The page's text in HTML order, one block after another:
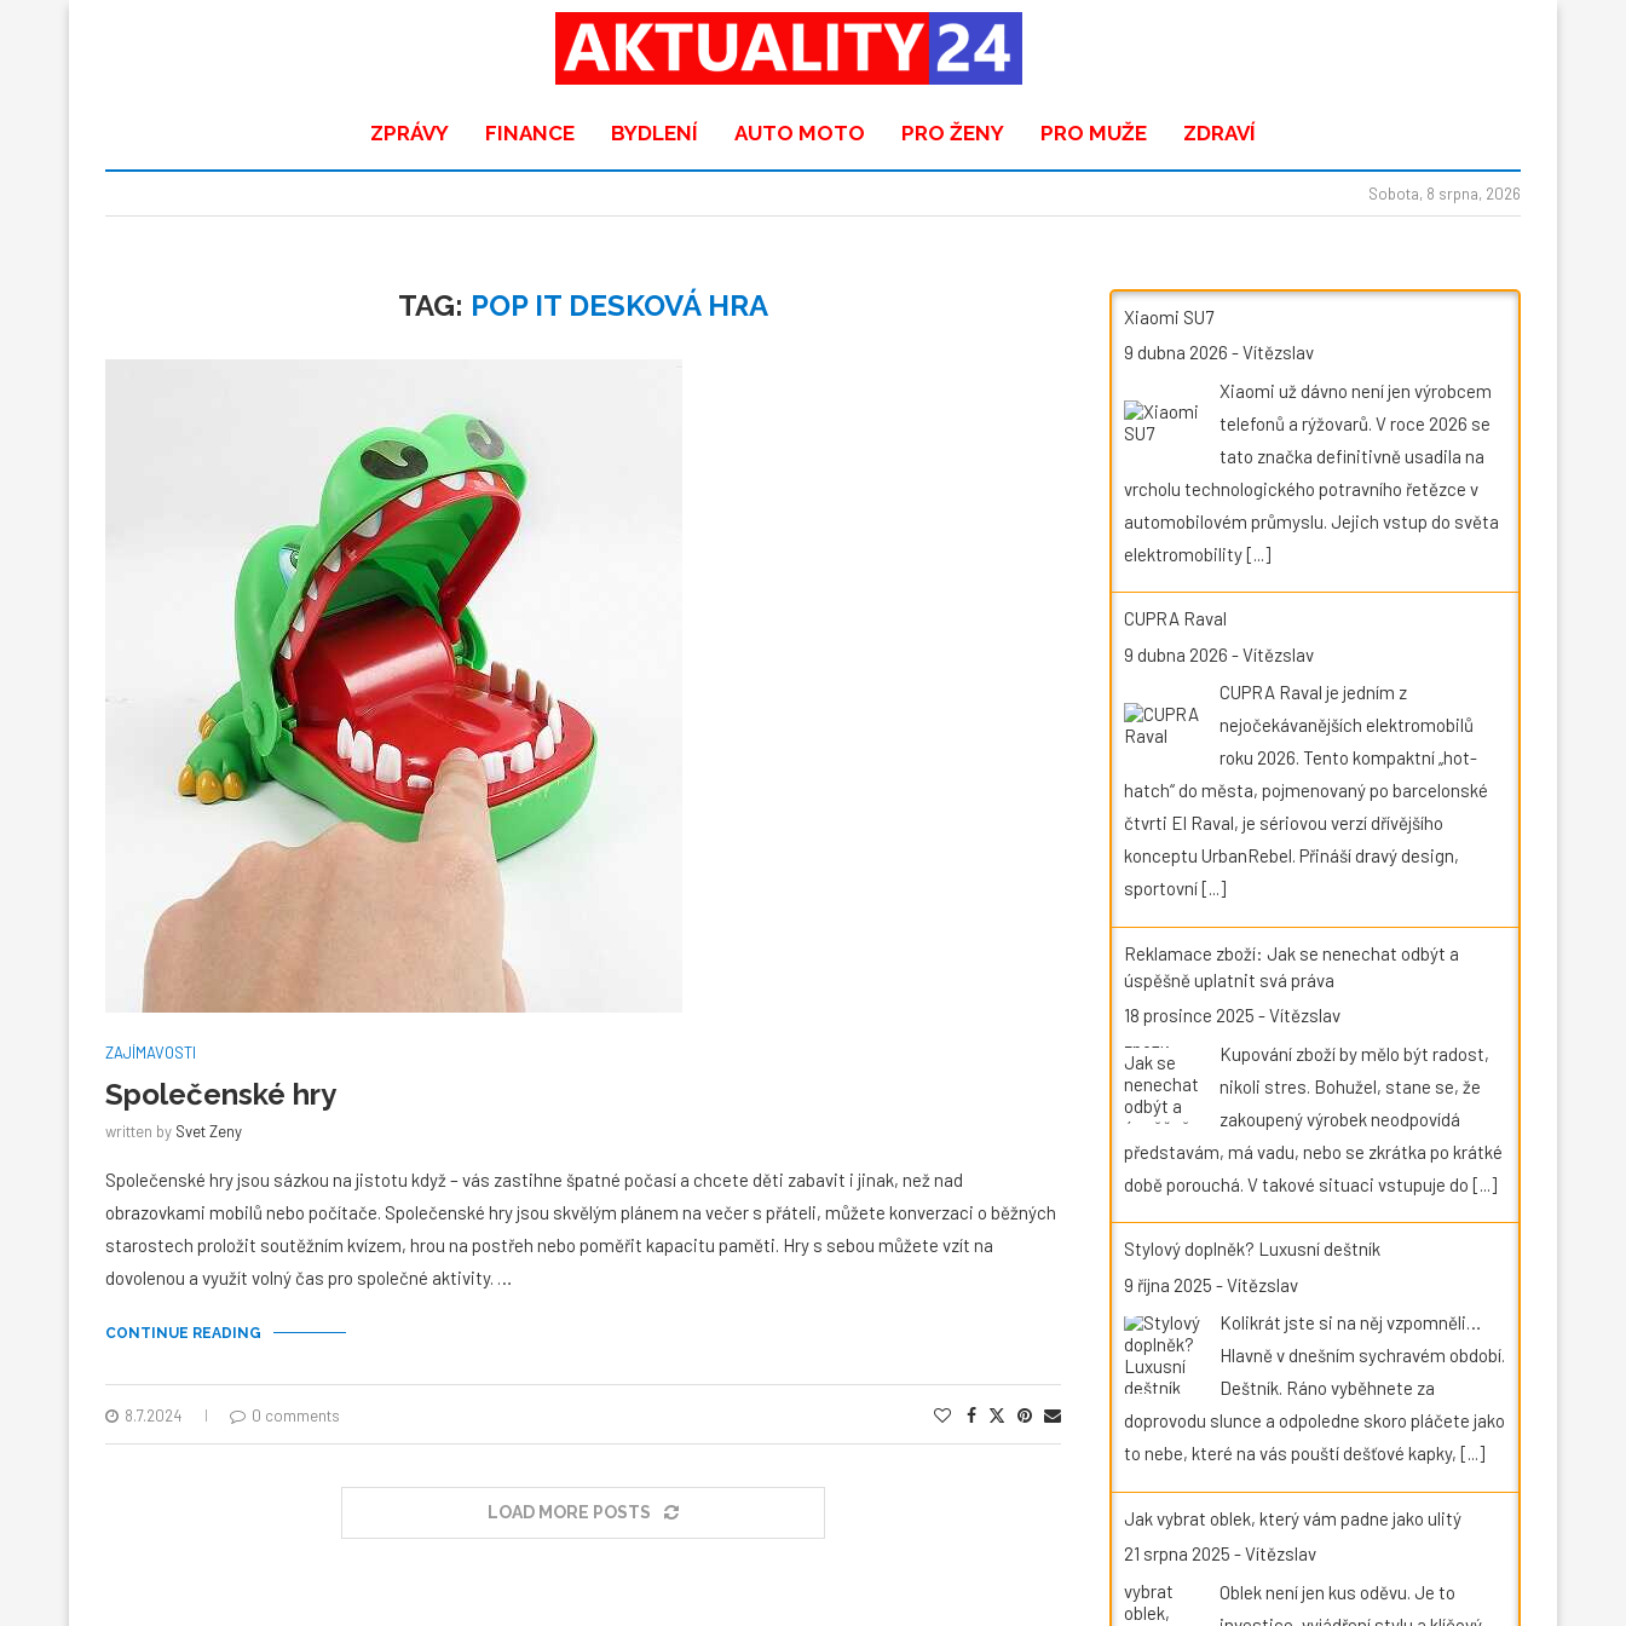
ZPRÁVY FINANCE BYDLENÍ AUTO MOTO PRO ŽENY PRO MUŽE ZDRAVÍ
Sobota, 8 srpna, 2026
TAG: POP IT DESKOVÁ HRA
ZAJÍMAVOSTI
Společenské hry
written by Svet Zeny
Společenské hry jsou sázkou na jistotu když – vás zastihne špatné počasí a chcete děti zabavit i jinak, než nad
obrazovkami mobilů nebo počítače. Společenské hry jsou skvělým plánem na večer s přáteli, můžete konverzaci o běžných
starostech proložit soutěžním kvízem, hrou na postřeh nebo poměřit kapacitu paměti. Hry s sebou můžete vzít na
dovolenou a využít volný čas pro společné aktivity. …
CONTINUE READING
8.7.2024 0 comments
LOAD MORE POSTS
Xiaomi SU7
9 dubna 2026 -Vítězslav
Xiaomi už dávno není jen výrobcem
telefonů a rýžovarů. V roce 2026 se
tato značka definitivně usadila na
vrcholu technologického potravního řetězce v
automobilovém průmyslu. Jejich vstup do světa
elektromobility[...]
CUPRA Raval
9 dubna 2026 -Vítězslav
CUPRA Raval je jedním z
nejočekávanějších elektromobilů
roku 2026. Tento kompaktní „hot-
hatch“ do města, pojmenovaný po barcelonské
čtvrti El Raval, je sériovou verzí dřívějšího
konceptu UrbanRebel. Přináší dravý design,
sportovní [...]
Reklamace zboží: Jak se nenechat odbýt a
úspěšně uplatnit svá práva
18 prosince 2025 -Vítězslav
Kupování zboží by mělo být radost,
nikoli stres. Bohužel, stane se, že
zakoupený výrobek neodpovídá
představám, má vadu, nebo se zkrátka po krátké
době porouchá. V takové situaci vstupuje do [...]
Stylový doplněk? Luxusní deštník
9 října 2025 -Vítězslav
Kolikrát jste si na něj vzpomněli…
Hlavně v dnešním sychravém období.
Deštník. Ráno vyběhnete za
doprovodu slunce a odpoledne skoro pláčete jako
to nebe, které na vás pouští dešťové kapky, [...]
Jak vybrat oblek, který vám padne jako ulitý
21 srpna 2025 -Vítězslav
Oblek není jen kus oděvu. Je to